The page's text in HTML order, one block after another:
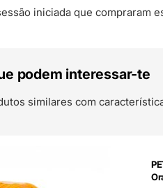
iniciada que compraram
podem interessar-te
similares com